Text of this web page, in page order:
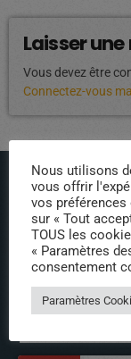
Laisser
Vous devez être
Connectez-vous
ÉPISODES
Nous utilisons
vous offrir
vos
sur « Tout
TOUS les
« Paramètres
consentement
Paramètres